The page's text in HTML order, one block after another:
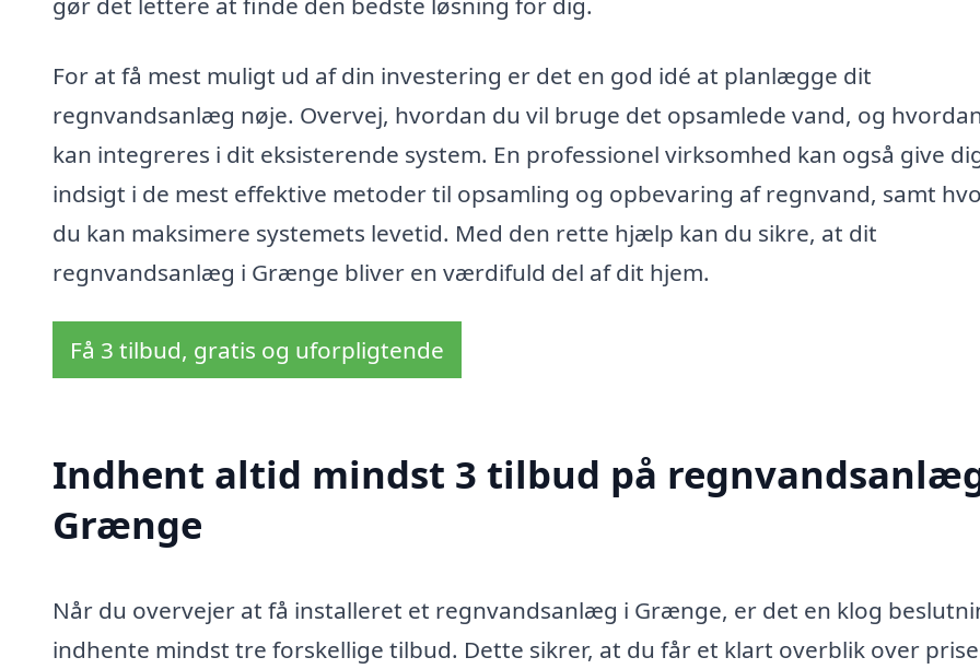
For at få mest muligt ud af din investering er det en god idé at planlægge dit
regnvandsanlæg nøje. Overvej, hvordan du vil bruge det opsamlede vand, og
kan integreres i dit eksisterende system. En professionel virksomhed kan også give
indsigt i de mest effektive metoder til opsamling og opbevaring af regnvand, samt
du kan maksimere systemets levetid. Med den rette hjælp kan du sikre, at dit
regnvandsanlæg i Grænge bliver en værdifuld del af dit hjem.
Få 3 tilbud, gratis og uforpligtende
Indhent altid mindst 3 tilbud på
Grænge
Når du overvejer at få installeret et regnvandsanlæg i Grænge, er det en klog
indhente mindst tre forskellige tilbud. Dette sikrer, at du får et klart overblik over